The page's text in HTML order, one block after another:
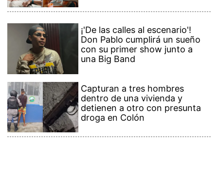
¡'De las calles al escenario'!
Don Pablo cumplirá un sueño
con su primer show junto a
una Big Band
Capturan a tres hombres
dentro de una vivienda y
detienen a otro con presunta
droga en Colón